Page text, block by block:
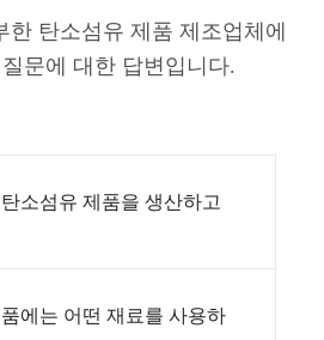
한 탄소섬유 제품 제조업체에
문에 대한 답변입니다.
소섬유 제품을 생산하고
에는 어떤 재료를 사용하